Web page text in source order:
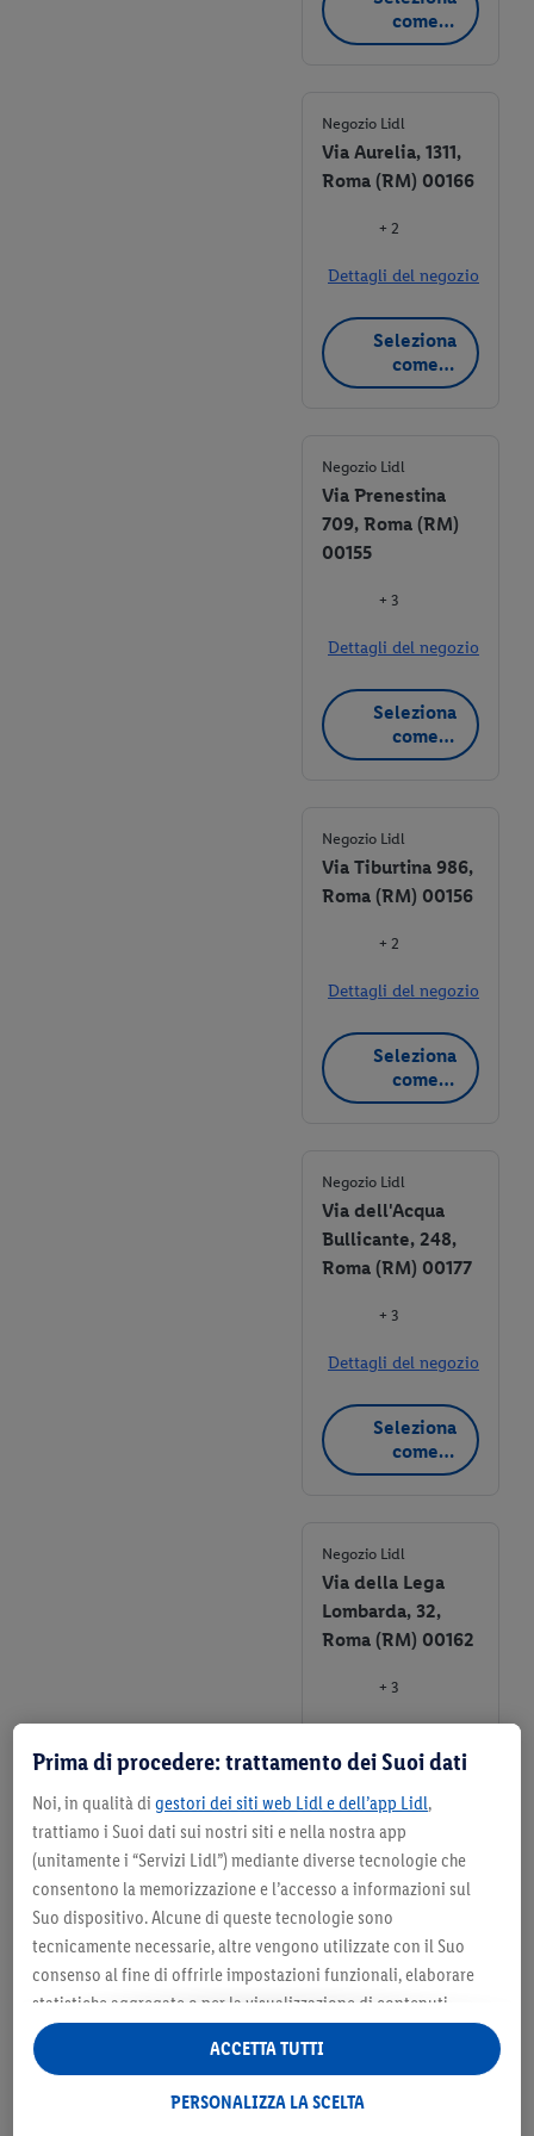
come
negozio
Negozio Lidl
Via Aurelia, 1311,
Roma (RM) 00166
+ 2
Dettagli del negozio
Seleziona
come
negozio
Negozio Lidl
Via Prenestina
709, Roma (RM)
00155
+ 3
Dettagli del negozio
Seleziona
come
negozio
Negozio Lidl
Via Tiburtina 986,
Roma (RM) 00156
+ 2
Dettagli del negozio
Seleziona
come
negozio
Negozio Lidl
Via dell'Acqua
Bullicante, 248,
Roma (RM) 00177
+ 3
Dettagli del negozio
Seleziona
come
negozio
Negozio Lidl
Via della Lega
Lombarda, 32,
Roma (RM) 00162
+ 3
Seleziona
come
negozio
preferito
Negozio Lidl
Via Ambiveri, snc
1528, Roma (RM)
Dettagli del negozio
Prima di procedere: trattamento dei Suoi dati
Noi, in qualità di gestori dei siti web Lidl e dell’app Lidl,
trattiamo i Suoi dati sui nostri siti e nella nostra app
(unitamente i “Servizi Lidl”) mediante diverse tecnologie che
consentono la memorizzazione e l’accesso a informazioni sul
Suo dispositivo. Alcune di queste tecnologie sono
tecnicamente necessarie, altre vengono utilizzate con il Suo
consenso al fine di offrirle impostazioni funzionali, elaborare
statistiche aggregate o per la visualizzazione di contenuti
pubblicitari personalizzati all’interno e all’esterno dei Servizi
Lidl. Se è iscritto al programma Lidl Plus, anche i dati relativi al
PERSONALIZZA LA SCELTA
ACCETTA TUTTI